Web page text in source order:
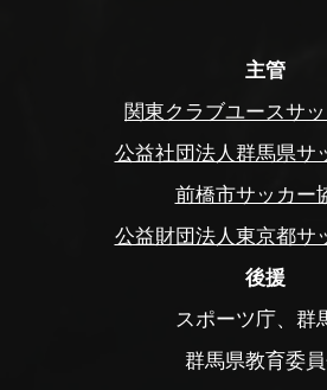
主管
関東クラブユースサ
公益社団法人群馬県サ
前橋市サッカー
公益財団法人東京都サ
後援
スポーツ庁、群
群馬県教育委